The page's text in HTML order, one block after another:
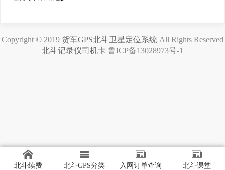
Copyright © 2019 货车GPS北斗卫星定位系统 All Rights Reserved
北斗记录仪司机卡 鲁ICP备13028973号-1
北斗续费 北斗GPS分类 入网订单查询 北斗课堂